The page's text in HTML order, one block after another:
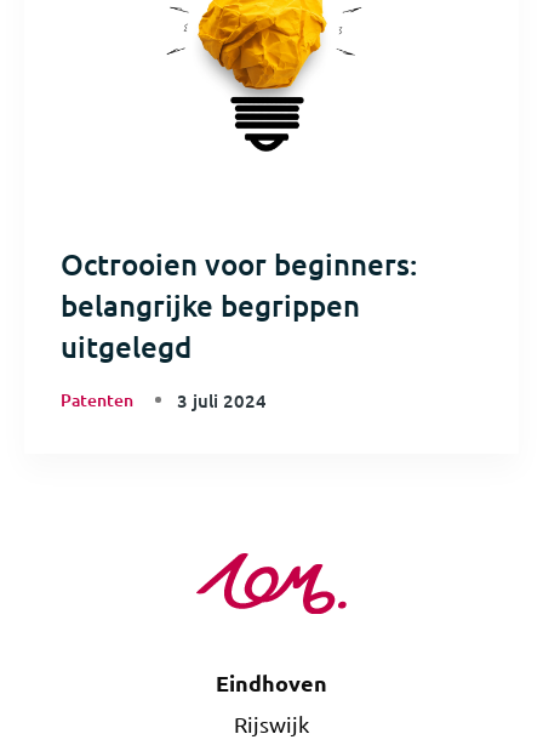
Octrooien voor beginners:
belangrijke begrippen
uitgelegd
Patenten 3 juli 2024
Eindhoven
Rijswijk